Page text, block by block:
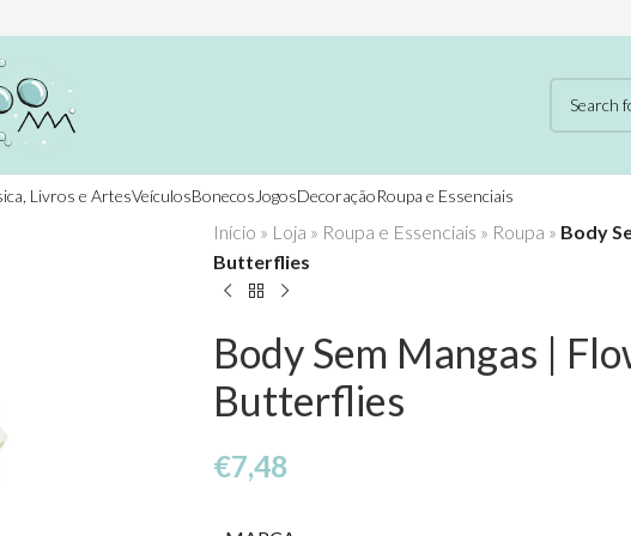
Livros e ArtesVeículosBonecos JogosDecoraçãoRoupa e Essenciais
Início » Loja » Roupa e Essenciais » Roupa » Body
Butterflies
Body Sem Mangas |
Butterflies
€7,48